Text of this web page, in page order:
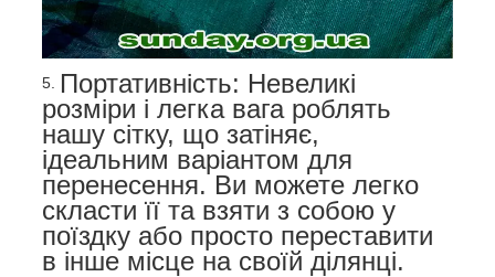
Портативність: Невеликі
розміри і легка вага роблять
нашу сітку, що затіняє,
ідеальним варіантом для
перенесення. Ви можете легко
скласти її та взяти з собою у
поїздку або просто переставити
в інше місце на своїй ділянці.